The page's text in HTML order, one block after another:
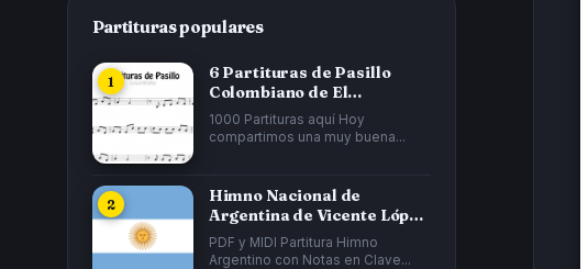
Partituras populares
6 Partituras de Pasillo
Colombiano de El
Cucarrón, La Gata...
1000 Partituras aquí Hoy
compartimos una muy buena...
Himno Nacional de
Argentina de Vicente López
y Planes y...
PDF y MIDI Partitura Himno
Argentino con Notas en Clave...